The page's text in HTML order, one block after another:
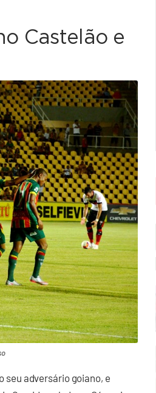
Castelão e
seu adversário goiano, e